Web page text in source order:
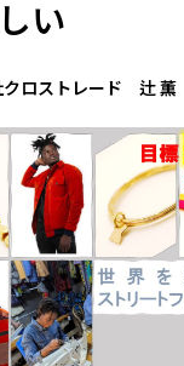
近畿
中国
四国
九州・
岩手 宮城
群馬 埼玉 千
石川 福井 山梨
京都 大阪 兵
岡山 広島
い
クロストレード 辻 薫